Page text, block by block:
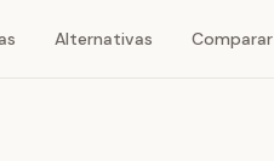
Alternativas Comparar